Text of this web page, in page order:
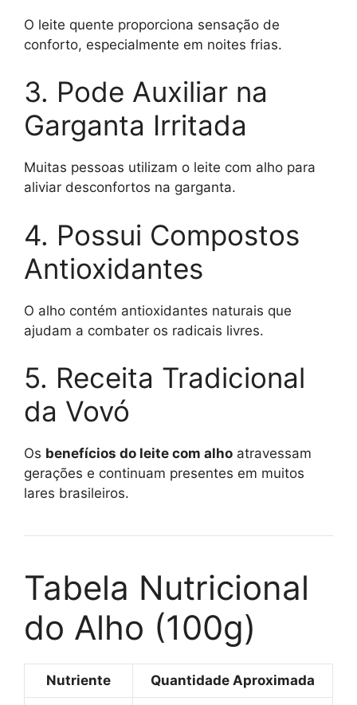
O leite quente proporciona sensação de
conforto, especialmente em noites frias.
3. Pode Auxiliar na
Garganta Irritada
Muitas pessoas utilizam o leite com alho para
aliviar desconfortos na garganta.
4. Possui Compostos
Antioxidantes
O alho contém antioxidantes naturais que
ajudam a combater os radicais livres.
5. Receita Tradicional
da Vovó
Os benefícios do leite com alho atravessam
gerações e continuam presentes em muitos
lares brasileiros.
Tabela Nutricional
do Alho (100g)
Nutriente Quantidade Aproximada